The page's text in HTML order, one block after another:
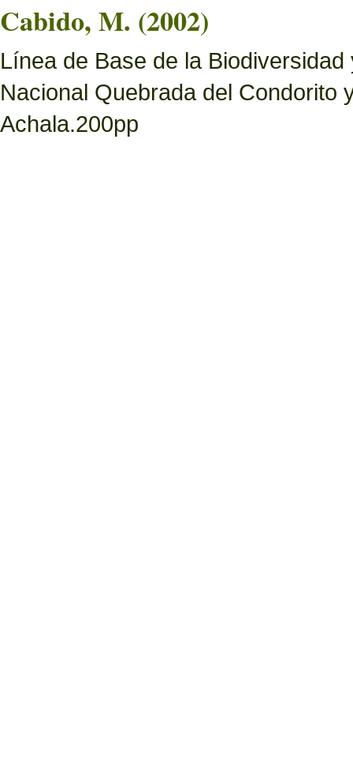
Cabido, M. (2002)
Línea de Base de la
Nacional Quebrada del Condorito
Achala.200pp